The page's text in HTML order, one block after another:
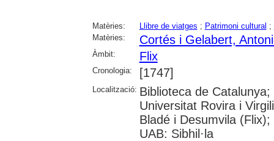
Matèries: Llibre de viatges ; Patrimoni cultural ;
Matèries:
Cortés i Gelabert,
Àmbit: Flix
Cronologia: [1747]
Localització: Biblioteca de
Universitat Rovira i
Bladé i Desumvila
UAB: Sibhil·la